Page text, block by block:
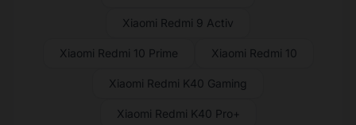
Xiaomi Redmi 9 Activ
Xiaomi Redmi 10 Prime Xiaomi Redmi 10
Xiaomi Redmi K40 Gaming
Xiaomi Redmi K40 Pro+